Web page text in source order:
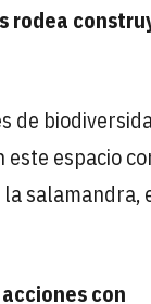
rodea
de
espacio
salamandra,
acciones con